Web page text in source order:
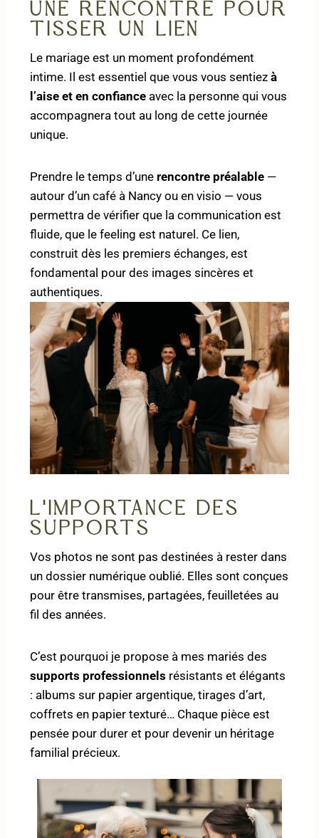
Une rencontre pour
tisser un lien
Le mariage est un moment profondément
intime. Il est essentiel que vous vous sentiez à
l’aise et en confiance avec la personne qui vous
accompagnera tout au long de cette journée
unique.
Prendre le temps d’une rencontre préalable —
autour d’un café à Nancy ou en visio — vous
permettra de vérifier que la communication est
fluide, que le feeling est naturel. Ce lien,
construit dès les premiers échanges, est
fondamental pour des images sincères et
authentiques.
L'importance des
supports
Vos photos ne sont pas destinées à rester dans
un dossier numérique oublié. Elles sont conçues
pour être transmises, partagées, feuilletées au
fil des années.
C’est pourquoi je propose à mes mariés des
supports professionnels résistants et élégants
: albums sur papier argentique, tirages d’art,
coffrets en papier texturé… Chaque pièce est
pensée pour durer et pour devenir un héritage
familial précieux.